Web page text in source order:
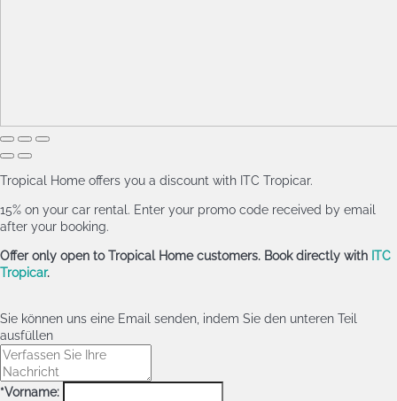
Tropical Home offers you a discount with ITC Tropicar.
15% on your car rental. Enter your promo code received by email
after your booking.
Offer only open to Tropical Home customers. Book directly with ITC
Tropicar.
Sie können uns eine Email senden, indem Sie den unteren Teil
ausfüllen
*Vorname: